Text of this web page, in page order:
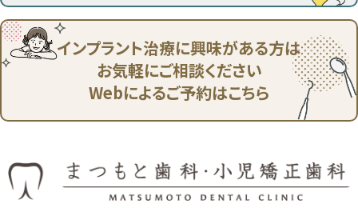
インプラント治療に興味がある方は
お気軽にご相談ください
Webによるご予約はこちら